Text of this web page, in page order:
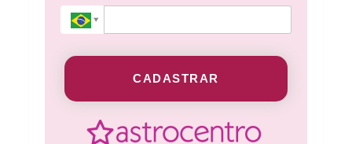
CADASTRAR